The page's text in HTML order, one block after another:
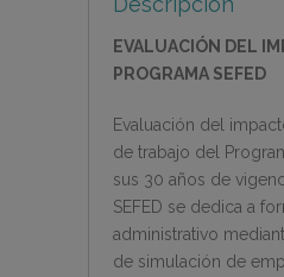
EVALUACIÓN DEL
PROGRAMA SEFED
Evaluación del
de trabajo del
sus 30 años de
SEFED se dedica a
administrativo
de simulación de